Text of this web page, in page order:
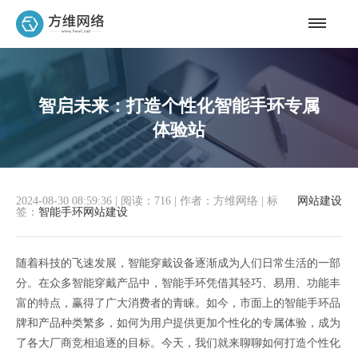
智启未来：打造个性化智能手环专属
体验站
网站建设
2024-08-30 08:59:36 阅读：716 作者：方维网络
标
签： 智能手环网站建设
随着科技的飞速发展，智能穿戴设备逐渐成为人们日常生活的一部
分。在众多智能穿戴产品中，智能手环凭借其轻巧、易用、功能丰
富的特点，赢得了广大消费者的青睐。如今，市面上的智能手环品
牌和产品种类繁多，如何为用户提供更加个性化的专属体验，成为
了各大厂商竞相追逐的目标。今天，我们就来聊聊如何打造个性化